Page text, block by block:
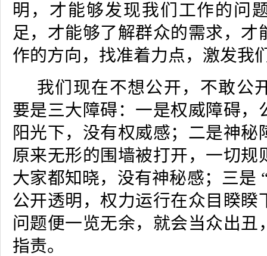
明，才能够发现我们工作的问
足，才能够了解群众的需求，才
作的方向，找准着力点，激发我
我们现在不想公开，不敢公
要是三大障碍：一是权威障碍，
阳光下，没有权威感；二是神秘
原来无形的围墙被打开，一切规
大家都知晓，没有神秘感；三是
公开透明，权力运行在众目睽睽
问题便一览无余，就会当众出丑
指责。